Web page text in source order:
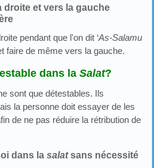
droite et vers la gauche
pendant que l'on dit ‘As-Salamu
faire de même vers la gauche.
dans la Salat?
sont que détestables. Ils
la personne doit essayer de les
de ne pas réduire la rétribution de
dans la salatsans nécessité